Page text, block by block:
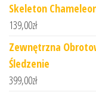
Skeleton
139,00zł
Zewnętrzna
Śledzenie
399,00zł